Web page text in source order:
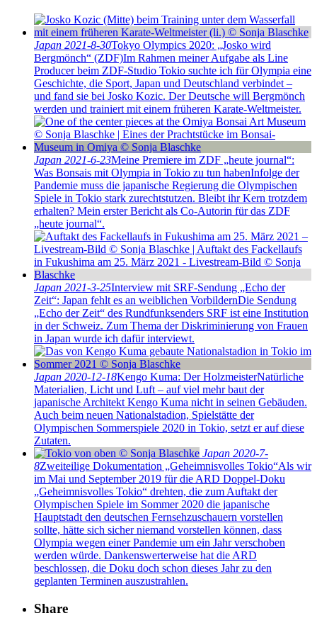
Japan 2021-8-30Tokyo Olympics 2020: „Josko wird
Bergmönch“ (ZDF)Im Rahmen meiner Aufgabe als Line
Producer beim ZDF-Studio Tokio suchte ich für Olympia eine
Geschichte, die Sport, Japan und Deutschland verbindet –
und fand sie bei Josko Kozic. Der Deutsche will Bergmönch
werden und trainiert mit einem früheren Karate-Weltmeister.
Japan 2021-6-23Meine Premiere im ZDF „heute journal“:
Was Bonsais mit Olympia in Tokio zu tun habenInfolge der
Pandemie muss die japanische Regierung die Olympischen
Spiele in Tokio stark zurechtstutzen. Bleibt ihr Kern trotzdem
erhalten? Mein erster Bericht als Co-Autorin für das ZDF
„heute journal“.
Japan 2021-3-25Interview mit SRF-Sendung „Echo der
Zeit“: Japan fehlt es an weiblichen VorbildernDie Sendung
„Echo der Zeit“ des Rundfunksenders SRF ist eine Institution
in der Schweiz. Zum Thema der Diskriminierung von Frauen
in Japan wurde ich dafür interviewt.
Japan 2020-12-18Kengo Kuma: Der HolzmeisterNatürliche
Materialien, Licht und Luft – auf viel mehr baut der
japanische Architekt Kengo Kuma nicht in seinen Gebäuden.
Auch beim neuen Nationalstadion, Spielstätte der
Olympischen Sommerspiele 2020 in Tokio, setzt er auf diese
Zutaten.
Japan 2020-7-
8Zweiteilige Dokumentation „Geheimnisvolles Tokio“Als wir
im Mai und September 2019 für die ARD Doppel-Doku
„Geheimnisvolles Tokio“ drehten, die zum Auftakt der
Olympischen Spiele im Sommer 2020 die japanische
Hauptstadt den deutschen Fernsehzuschauern vorstellen
sollte, hätte sich sicher niemand vorstellen können, dass
Olympia wegen einer Pandemie um ein Jahr verschoben
werden würde. Dankenswerterweise hat die ARD
beschlossen, die Doku doch schon dieses Jahr zu den
geplanten Terminen auszustrahlen.
Share